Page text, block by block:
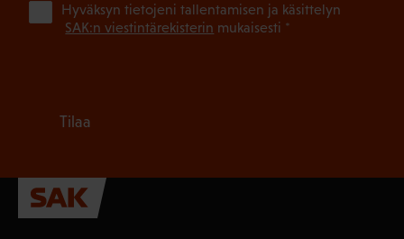
Hyväksyn tietojeni tallentamisen ja käsittelyn
SAK:n viestintärekisterin mukaisesti *
Tilaa